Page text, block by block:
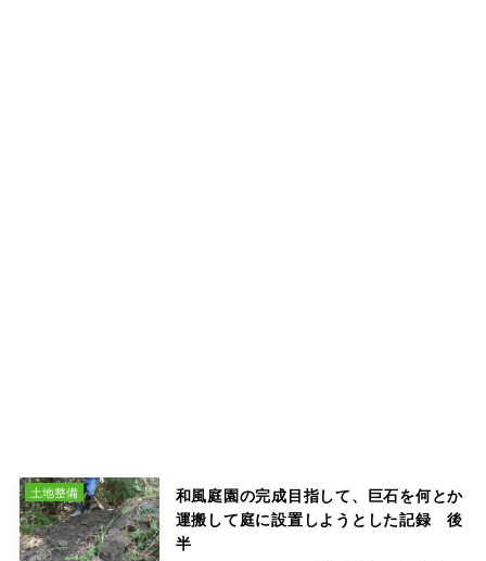
和風庭園の完成目指して、巨石を何とか
運搬して庭に設置しようとした記録 後
半
土地整備